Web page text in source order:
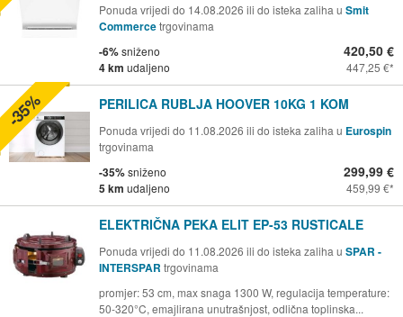
Ponuda vrijedi do 14.08.2026 ili do isteka zaliha u Smit
Commercetrgovinama
-6%sniženo
4 km udaljeno
420,50 €
447,25 €
PERILICA RUBLJA HOOVER 10KG 1 KOM
Ponuda vrijedi do 11.08.2026 ili do isteka zaliha u Eurospin
trgovinama
-35%sniženo
5 km udaljeno
299,99 €
459,99 €
-35%
ELEKTRIČNA PEKA ELIT EP-53 RUSTICALE
Ponuda vrijedi do 11.08.2026 ili do isteka zaliha u SPAR -
INTERSPAR trgovinama
promjer: 53 cm, max snaga 1300 W, regulacija temperature:
50-320°C, emajlirana unutrašnjost, odlična toplinska...